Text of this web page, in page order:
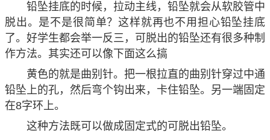
铅坠挂底的时候，拉动主线，铅坠就会从软胶管中
脱出。是不是很简单？这样就再也不用担心铅坠挂底
了。好学生都会举一反三，可脱出的铅坠还有很多种制
作方法。其实还可以像下面这么搞
黄色的就是曲别针。把一根拉直的曲别针穿过中通
铅坠上的孔，然后弯个钩出来，卡住铅坠。另一端固定
在8字环上。
这种方法既可以做成固定式的可脱出铅坠。